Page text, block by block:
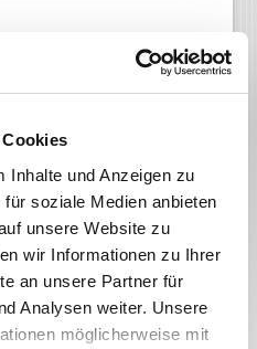
Inhalte und Anzeigen zu
soziale Medien anbieten
unsere Website zu
wir Informationen zu Ihrer
an unsere Partner für
Analysen weiter. Unsere
möglicherweise mit
den YAMBS.Konverter
ein
Unternehmen die
erleichtert. Diese
Umwandlung und
in allen europaweit
den gesetzlichen
Ja, allen! Besonders
ERP-Systeme wie SAP®
bestehenden Prozesse